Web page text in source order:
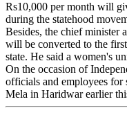
Rs10,000 per month will
during the statehood
Besides, the chief minister
will be converted to the
state. He said a women's
On the occasion of
officials and employees for
Mela in Haridwar earlier